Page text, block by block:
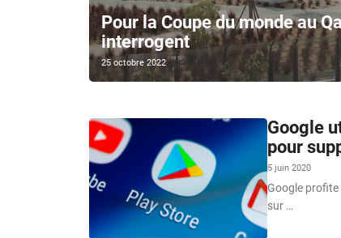
Pour la Coupe du monde au
interrogent
25 octobre 2022
Google
pour
5 juin 2020
Google profite
sur …